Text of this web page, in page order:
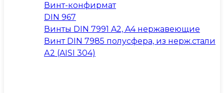
Винт-конфирмат
DIN 967
Винты DIN 7991 A2, A4 нержавеющие
Винт DIN 7985 полусфера, из нерж.стали
А2 (AISI 304)